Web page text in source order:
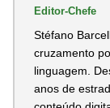
Editor-Chefe
Stéfano
cruzamento
linguagem.
anos de